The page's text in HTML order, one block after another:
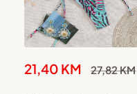
Snižena
cijena
21,40 KM Redovna
cijena
27,82 KM